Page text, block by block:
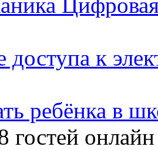
доступа к
ребёнка в
гостей онлайн